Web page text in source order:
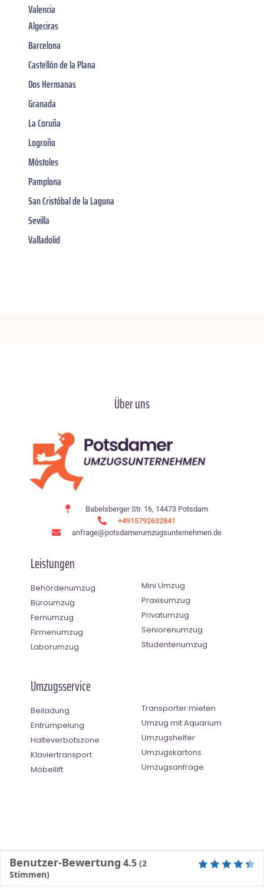
Valencia
Algeciras
Barcelona
Castellón de la Plana
Dos Hermanas
Granada
La Coruña
Logroño
Móstoles
Pamplona
San Cristóbal de la Laguna
Sevilla
Valladolid
Über uns
Babelsberger Str. 16, 14473 Potsdam
+4915792632841
anfrage@potsdamerumzugsunternehmen.de
Leistungen
Behördenumzug
Büroumzug
Fernumzug
Firmenumzug
Laborumzug
Mini Umzug
Praxisumzug
Privatumzug
Seniorenumzug
Studentenumzug
Umzugsservice
Beiladung
Entrümpelung
Halteverbotszone
Klaviertransport
Möbellift
Transporter mieten
Umzug mit Aquarium
Umzugshelfer
Umzugskartons
Umzugsanfrage
Benutzer-Bewertung 4.5 (2
Stimmen)